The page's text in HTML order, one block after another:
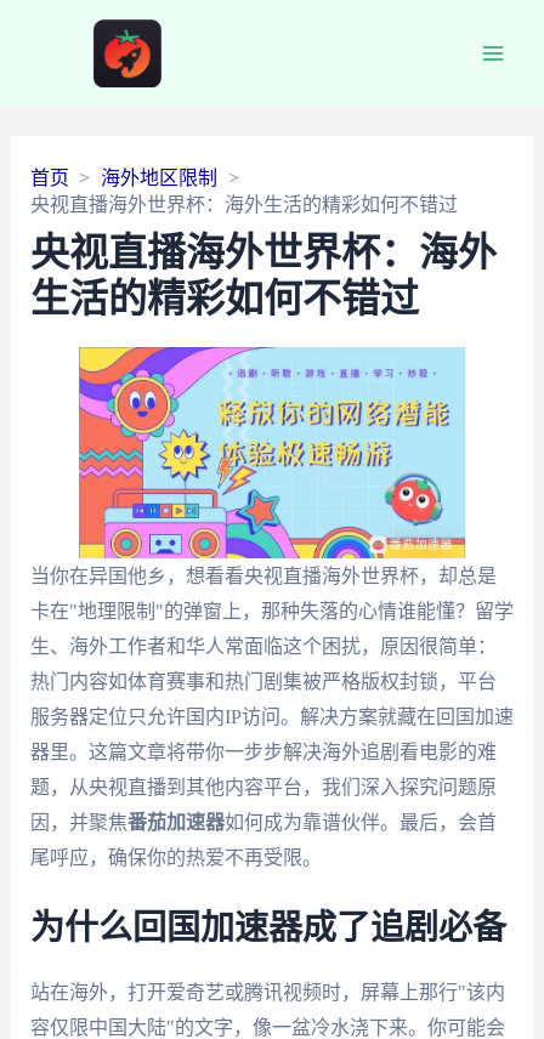
首页
海外地区限制
央视直播海外世界杯：海外生活的精彩如何不错过
央视直播海外世界杯：海外
生活的精彩如何不错过
当你在异国他乡，想看看央视直播海外世界杯，却总是
卡在"地理限制"的弹窗上，那种失落的心情谁能懂？留学
生、海外工作者和华人常面临这个困扰，原因很简单：
热门内容如体育赛事和热门剧集被严格版权封锁，平台
服务器定位只允许国内IP访问。解决方案就藏在回国加速
器里。这篇文章将带你一步步解决海外追剧看电影的难
题，从央视直播到其他内容平台，我们深入探究问题原
因，并聚焦番茄加速器如何成为靠谱伙伴。最后，会首
尾呼应，确保你的热爱不再受限。
为什么回国加速器成了追剧必备
站在海外，打开爱奇艺或腾讯视频时，屏幕上那行"该内
容仅限中国大陆"的文字，像一盆冷水浇下来。你可能会